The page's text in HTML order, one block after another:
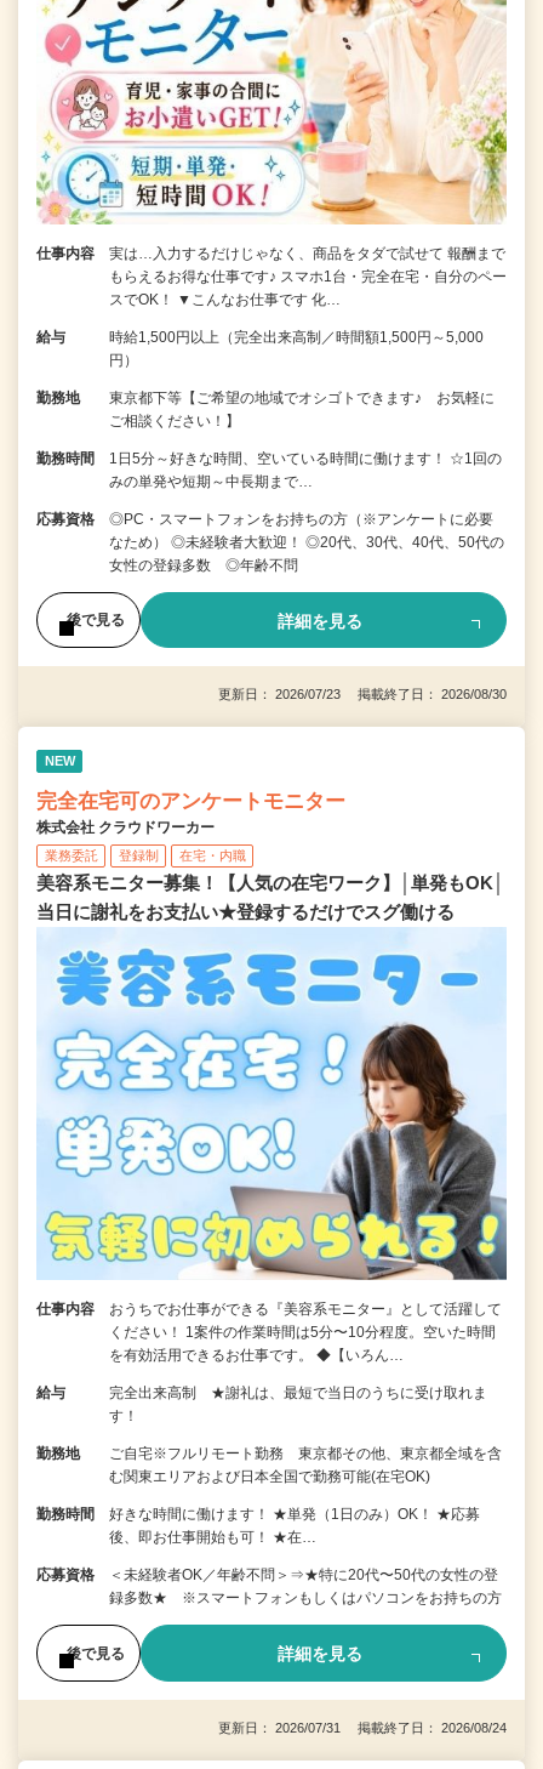
仕事内容
実は…入力するだけじゃなく、商品をタダで試せて 報酬まで
もらえるお得な仕事です♪ スマホ1台・完全在宅・自分のペー
スでOK！ ▼こんなお仕事です 化…
給与
時給1,500円以上（完全出来高制／時間額1,500円～5,000
円）
勤務地
東京都下等【ご希望の地域でオシゴトできます♪ お気軽に
ご相談ください！】
勤務時間
1日5分～好きな時間、空いている時間に働けます！ ☆1回の
みの単発や短期～中長期まで…
応募資格
◎PC・スマートフォンをお持ちの方（※アンケートに必要
なため） ◎未経験者大歓迎！ ◎20代、30代、40代、50代の
女性の登録多数 ◎年齢不問
後で見る 詳細を見る
更新日： 2026/07/23 掲載終了日： 2026/08/30
NEW
完全在宅可のアンケートモニター
株式会社 クラウドワーカー
業務委託 登録制 在宅・内職
美容系モニター募集！【人気の在宅ワーク】│単発もOK│
当日に謝礼をお支払い★登録するだけでスグ働ける
仕事内容
おうちでお仕事ができる『美容系モニター』として活躍して
ください！ 1案件の作業時間は5分〜10分程度。空いた時間
を有効活用できるお仕事です。 ◆【いろん…
給与
完全出来高制 ★謝礼は、最短で当日のうちに受け取れま
す！
勤務地
ご自宅※フルリモート勤務 東京都その他、東京都全域を含
む関東エリアおよび日本全国で勤務可能(在宅OK)
勤務時間
好きな時間に働けます！ ★単発（1日のみ）OK！ ★応募
後、即お仕事開始も可！ ★在…
応募資格
＜未経験者OK／年齢不問＞⇒★特に20代〜50代の女性の登
録多数★ ※スマートフォンもしくはパソコンをお持ちの方
後で見る 詳細を見る
更新日： 2026/07/31 掲載終了日： 2026/08/24